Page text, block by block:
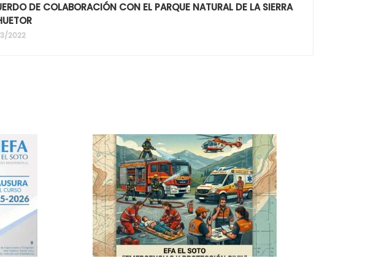
DE COLABORACIÓN CON EL PARQUE NATURAL DE LA SIERRA
2022